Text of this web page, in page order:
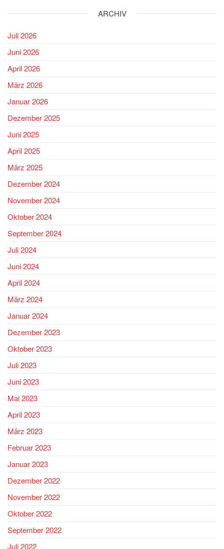
ARCHIV
Juli 2026
Juni 2026
April 2026
März 2026
Januar 2026
Dezember 2025
Juni 2025
April 2025
März 2025
Dezember 2024
November 2024
Oktober 2024
September 2024
Juli 2024
Juni 2024
April 2024
März 2024
Januar 2024
Dezember 2023
Oktober 2023
Juli 2023
Juni 2023
Mai 2023
April 2023
März 2023
Februar 2023
Januar 2023
Dezember 2022
November 2022
Oktober 2022
September 2022
Juli 2022